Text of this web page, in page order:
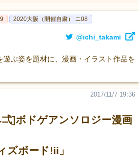
2020大阪（開催自粛） ニ08
@ichi_takami
遊ぶ姿を題材に、漫画・イラスト作品を
]ボドゲアンソロジー漫画
ズボード!ii」
2017/11/7 19:36